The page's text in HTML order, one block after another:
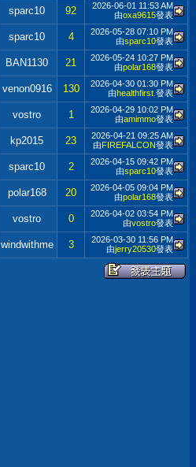
sparc10 92 2026-06-01 11:53 AM
由oxa9615發表
sparc10 4 2026-05-28 07:10 PM
由sparc10發表
BAN1130 21 2026-05-24 10:27 PM
由polar168發表
venon0916 130 2026-04-30 01:30 PM
由healthfirst. 發表
vostro 1 2026-04-29 10:02 PM
由amimmo發表
kp2015 23 2026-04-21 09:25 AM
由FIREFALCON發表
sparc10 2 2026-04-15 09:42 PM
由sparc10發表
polar168 20 2026-04-05 09:04 PM
由polar168發表
vostro 0 2026-04-02 03:54 PM
由vostro發表
windwithme 3 2026-03-30 11:56 PM
由jerry20530發表